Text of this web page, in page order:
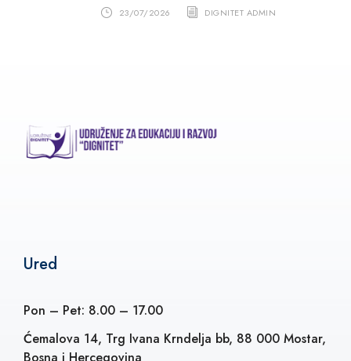
23/07/2026 DIGNITET ADMIN
Ured
Pon – Pet: 8.00 – 17.00
Ćemalova 14, Trg Ivana Krndelja bb, 88 000 Mostar,